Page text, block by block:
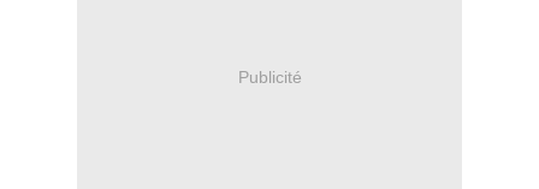
Publicité